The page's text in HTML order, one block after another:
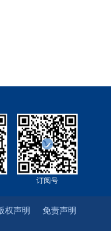
订阅号
免责声明
权声明